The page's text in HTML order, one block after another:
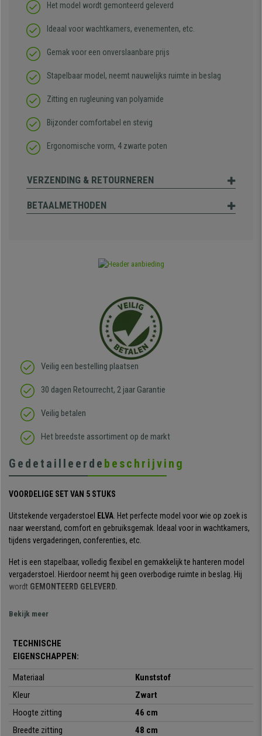
Het model wordt gemonteerd geleverd
Ideaal voor wachtkamers, evenementen, etc.
Gemak voor een onverslaanbare prijs
Stapelbaar model, neemt nauwelijks ruimte in beslag
Zitting en rugleuning van polyamide
Bijzonder comfortabel en stevig
Ergonomische vorm, 4 zwarte poten
VERZENDING & RETOURNEREN
BETAALMETHODEN
Veilig een bestelling plaatsen
30 dagen Retourrecht, 2 jaar Garantie
Veilig betalen
Het breedste assortiment op de markt
Gedetailleerde beschrijving
VOORDELIGE SET VAN 5 STUKS
Uitstekende vergaderstoel ELVA. Het perfecte model voor wie op zoek is
naar weerstand, comfort en gebruiksgemak. Ideaal voor in wachtkamers,
tijdens vergaderingen, conferenties, etc.
Het is een stapelbaar, volledig flexibel en gemakkelijk te hanteren model
vergaderstoel. Hierdoor neemt hij geen overbodige ruimte in beslag. Hij
wordt GEMONTEERD GELEVERD.
Zijn gelaagde ontwerp is stijlvol en elegant: de zitting en de rugleuning zijn
zeerresistent en flexibel.
Perfect om uw klanten of gasten een comfortabele stoel van hoge
kwaliteit te bieden. De structuur bestaat uit een stalen frame met 4 zwarte
kunststof,
een robuust materiaal dat ook onderhoudsvriendelijk is.
Hij is verkrijgbaar in verschillende kleuren , zodat u degene kunt kiezen
die het beste bij uw behoeften en de ruimte past.
Bekijk meer
TECHNISCHE
EIGENSCHAPPEN:
Materiaal
Kunststof
Kleur
Zwart
Hoogte zitting
46 cm
Breedte zitting
48 cm